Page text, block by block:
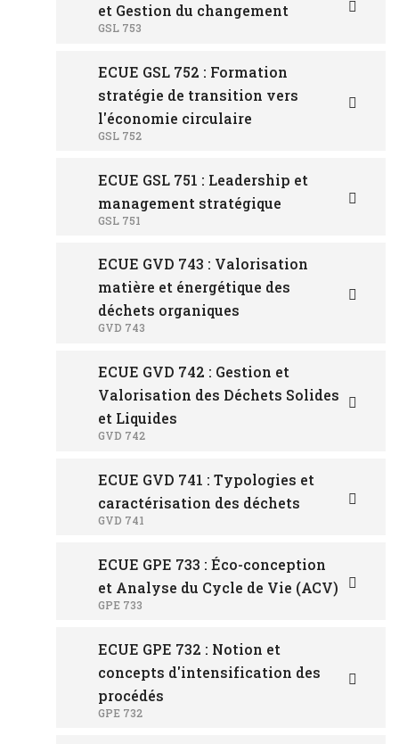
et Gestion du changement
GSL 753
ECUE GSL 752 : Formation
stratégie de transition vers
l'économie circulaire
GSL 752
ECUE GSL 751 : Leadership et
management stratégique
GSL 751
ECUE GVD 743 : Valorisation
matière et énergétique des
déchets organiques
GVD 743
ECUE GVD 742 : Gestion et
Valorisation des Déchets Solides
et Liquides
GVD 742
ECUE GVD 741 : Typologies et
caractérisation des déchets
GVD 741
ECUE GPE 733 : Éco-conception
et Analyse du Cycle de Vie (ACV)
GPE 733
ECUE GPE 732 : Notion et
concepts d'intensification des
procédés
GPE 732